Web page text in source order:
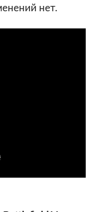
нет.